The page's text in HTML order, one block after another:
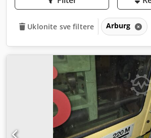
Uklonite sve filtere Arburg